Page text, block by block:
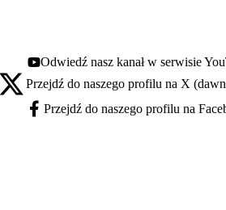
Youtube - otwiera się w nowej karcie
Odwiedź nasz kanał w serwisie
X - otwiera się w nowej karcie
Przejdź do naszego profilu na X
Facebook - otwiera się w nowej karcie
Przejdź do naszego profilu na